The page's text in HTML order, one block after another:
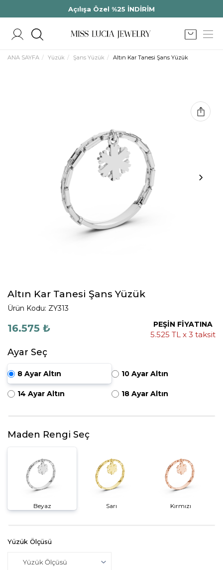
Açılışa Özel %25 İNDİRİM
ANA SAYFA Yüzük Şans Yüzük Altın Kar Tanesi Şans Yüzük
Altın Kar Tanesi Şans Yüzük
Ürün Kodu: ZY313
16.575 ₺ PEŞİN FİYATINA
5.525 TL x 3 taksit
Ayar Seç
8 Ayar Altın 10 Ayar Altın
14 Ayar Altın 18 Ayar Altın
Maden Rengi Seç
Beyaz Sarı Kırmızı
Yüzük Ölçüsü